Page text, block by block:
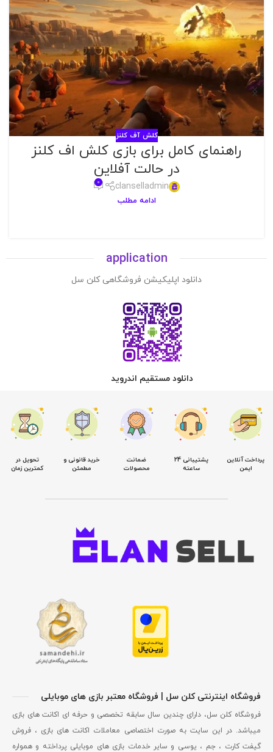
کلش آف کلنز
راهنمای کامل برای بازی کلش اف کلنز
در حالت آفلاین
clanselladmin
0
ادامه مطلب
application
دانلود اپلیکیشن فروشگاهی کلن سل
دانلود مستقیم اندروید
پرداخت آنلاین
ایمن
پشتیبانی 24
ساعته
ضمانت
محصولات
خرید قانونی و
مطمئن
تحویل در
کمترین زمان
فروشگاه اینترنتی کلن سل | فروشگاه معتبر بازی های موبایلی
فروشگاه کلن سل، دارای چندین سال سابقه تخصصی و حرفه ای اکانت های بازی
میباشد. در این سایت به صورت اختصاصی معاملات اکانت های بازی ، فروش
گیفت کارت ، جم ، یوسی و سایر خدمات بازی های موبایلی پرداخته و همواره